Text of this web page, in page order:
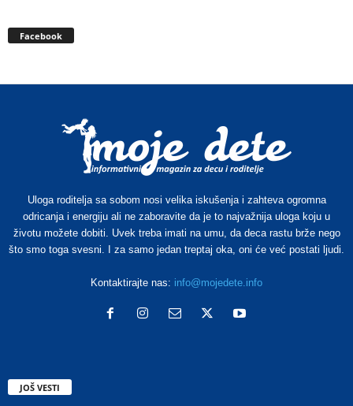
Facebook
Uloga roditelja sa sobom nosi velika iskušenja i zahteva ogromna
odricanja i energiju ali ne zaboravite da je to najvažnija uloga koju u
životu možete dobiti. Uvek treba imati na umu, da deca rastu brže nego
što smo toga svesni. I za samo jedan treptaj oka, oni će već postati ljudi.
Kontaktirajte nas: info@mojedete.info
JOŠ VESTI